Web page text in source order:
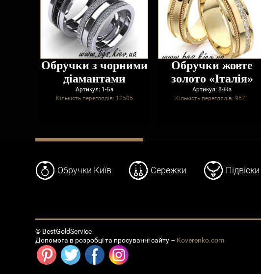
Обручки з чорними
діамантами
Артикул: 1-Бз
Кількість переглядів: 12505
Обручки жовте
золото «Італія»
Артикул: 8-Жз
Кількість переглядів: 9571
Обручки Київ Сережки Підвіски
© BestGoldService
Допомога в розробці та просуванні сайту – Koverenko.com